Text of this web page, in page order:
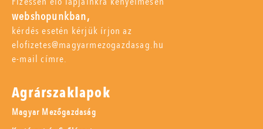
webshopunkban,
kérdés esetén kérjük írjon az
elofizetes@magyarmezogazdasag.hu
e-mail címre.
Agrárszaklapok
Magyar Mezőgazdaság